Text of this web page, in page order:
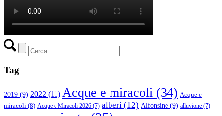
Tag
2019 (9) 2022 (11) Acque e miracoli (34) Acque e
miracoli (8) Acque e Miracoli 2026 (7) alberi (12) Alfonsine (9) alluvione (7)